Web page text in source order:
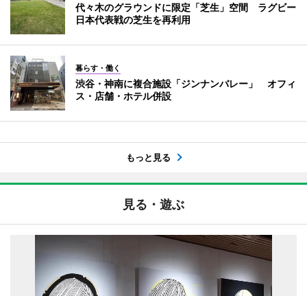
代々木のグラウンドに限定「芝生」空間 ラグビー
日本代表戦の芝生を再利用
暮らす・働く
渋谷・神南に複合施設「ジンナンバレー」 オフィ
ス・店舗・ホテル併設
もっと見る
見る・遊ぶ